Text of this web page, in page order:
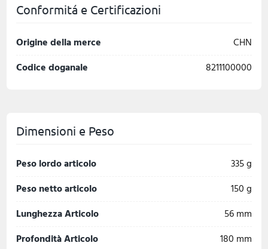
Conformitá e Certificazioni
Origine della merce
CHN
Codice doganale
8211100000
Dimensioni e Peso
Peso lordo articolo
335 g
Peso netto articolo
150 g
Lunghezza Articolo
56 mm
Profondità Articolo
180 mm